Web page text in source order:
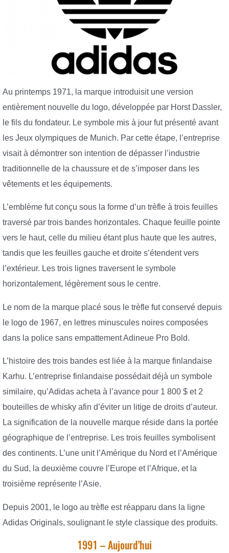
Au printemps 1971, la marque introduisit une version
entièrement nouvelle du logo, développée par Horst Dassler,
le fils du fondateur. Le symbole mis à jour fut présenté avant
les Jeux olympiques de Munich. Par cette étape, l’entreprise
visait à démontrer son intention de dépasser l’industrie
traditionnelle de la chaussure et de s’imposer dans les
vêtements et les équipements.
L’emblème fut conçu sous la forme d’un trèfle à trois feuilles
traversé par trois bandes horizontales. Chaque feuille pointe
vers le haut, celle du milieu étant plus haute que les autres,
tandis que les feuilles gauche et droite s’étendent vers
l’extérieur. Les trois lignes traversent le symbole
horizontalement, légèrement sous le centre.
Le nom de la marque placé sous le trèfle fut conservé depuis
le logo de 1967, en lettres minuscules noires composées
dans la police sans empattement Adineue Pro Bold.
L’histoire des trois bandes est liée à la marque finlandaise
Karhu. L’entreprise finlandaise possédait déjà un symbole
similaire, qu’Adidas acheta à l’avance pour 1 800 $ et 2
bouteilles de whisky afin d’éviter un litige de droits d’auteur.
La signification de la nouvelle marque réside dans la portée
géographique de l’entreprise. Les trois feuilles symbolisent
des continents. L’une unit l’Amérique du Nord et l’Amérique
du Sud, la deuxième couvre l’Europe et l’Afrique, et la
troisième représente l’Asie.
Depuis 2001, le logo au trèfle est réapparu dans la ligne
Adidas Originals, soulignant le style classique des produits.
1991 – Aujourd’hui